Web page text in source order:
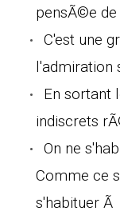
pensÃ©e
C'est une
l'admiration
En sortant
indiscrets
On ne
Comme ce
s'habituer Ã